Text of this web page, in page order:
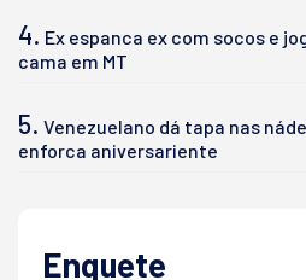
4. Ex espanca ex com socos e
cama em MT
5. Venezuelano dá tapa nas
enforca aniversariente
Enquete